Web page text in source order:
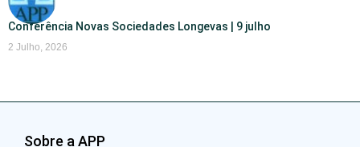
Conferência Novas Sociedades Longevas | 9 julho
2 Julho, 2026
Sobre a APP